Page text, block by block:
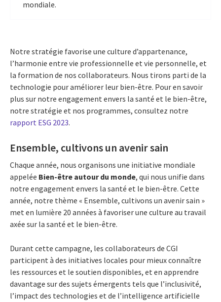
mondiale.
Notre stratégie favorise une culture d’appartenance,
l’harmonie entre vie professionnelle et vie personnelle, et
la formation de nos collaborateurs. Nous tirons parti de la
technologie pour améliorer leur bien-être. Pour en savoir
plus sur notre engagement envers la santé et le bien-être,
notre stratégie et nos programmes, consultez notre
rapport ESG 2023.
Ensemble, cultivons un avenir sain
Chaque année, nous organisons une initiative mondiale
appelée Bien-être autour du monde, qui nous unifie dans
notre engagement envers la santé et le bien-être. Cette
année, notre thème « Ensemble, cultivons un avenir sain »
met en lumière 20 années à favoriser une culture au travail
axée sur la santé et le bien-être.
Durant cette campagne, les collaborateurs de CGI
participent à des initiatives locales pour mieux connaître
les ressources et le soutien disponibles, et en apprendre
davantage sur des sujets émergents tels que l’inclusivité,
l’impact des technologies et de l’intelligence artificielle